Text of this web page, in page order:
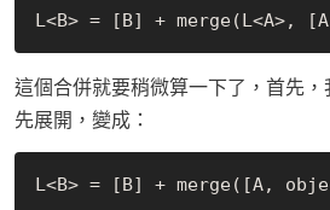
這個合併就要稍微算一下了，首先，
先展開，變成：